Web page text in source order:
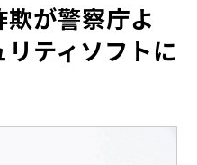
が警察庁よ
ティソフトに